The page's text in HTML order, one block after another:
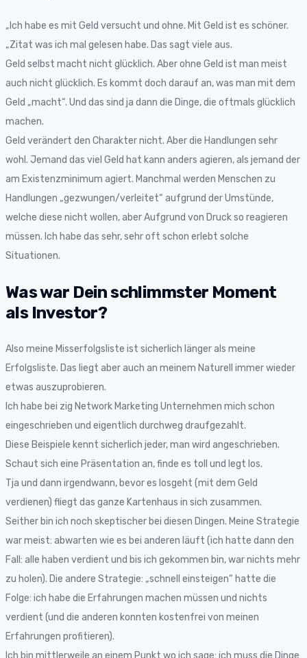
„Ich habe es mit Geld versucht und ohne. Mit Geld ist es schöner.
„Zitat was ich mal gelesen habe. Das sagt viele aus.
Geld selbst macht nicht glücklich. Aber ohne Geld ist man meist
auch nicht glücklich. Es kommt doch darauf an, was man mit dem
Geld „macht“. Und das sind ja dann die Dinge, die oftmals glücklich
machen.
Geld verändert den Charakter nicht. Aber die Handlungen sehr
wohl. Jemand das viel Geld hat kann anders agieren, als jemand der
am Existenzminimum agiert. Manchmal werden Menschen zu
Handlungen „gezwungen/verleitet“ aufgrund der Umstünde,
welche diese nicht wollen, aber Aufgrund von Druck so reagieren
müssen. Ich habe das sehr, sehr oft schon erlebt solche
Situationen.
Was war Dein schlimmster Moment
als Investor?
Also meine Misserfolgsliste ist sicherlich länger als meine
Erfolgsliste. Das liegt aber auch an meinem Naturell immer wieder
etwas auszuprobieren.
Ich habe bei zig Network Marketing Unternehmen mich schon
eingeschrieben und eigentlich durchweg draufgezahlt.
Diese Beispiele kennt sicherlich jeder, man wird angeschrieben.
Schaut sich eine Präsentation an, finde es toll und legt los.
Tja und dann irgendwann, bevor es losgeht (mit dem Geld
verdienen) fliegt das ganze Kartenhaus in sich zusammen.
Seither bin ich noch skeptischer bei diesen Dingen. Meine Strategie
war meist: abwarten wie es bei anderen läuft (ich hatte dann den
Fall: alle haben verdient und bis ich gekommen bin, war nichts mehr
zu holen). Die andere Strategie: „schnell einsteigen“ hatte die
Folge: ich habe die Erfahrungen machen müssen und nichts
verdient (und die anderen konnten kostenfrei von meinen
Erfahrungen profitieren).
Ich bin mittlerweile an einem Punkt wo ich sage: ich muss die Dinge